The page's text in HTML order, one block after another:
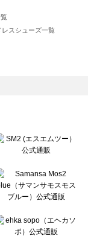
スシューズ一覧
ューズ一覧
覧